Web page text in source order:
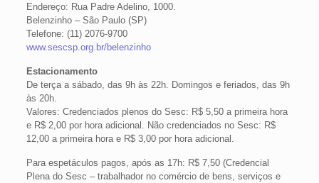
Endereço: Rua Padre Adelino, 1000.
Belenzinho – São Paulo (SP)
Telefone: (11) 2076-9700
www.sescsp.org.br/belenzinho
Estacionamento
De terça a sábado, das 9h às 22h. Domingos e feriados, das 9h
às 20h.
Valores: Credenciados plenos do Sesc: R$ 5,50 a primeira hora
e R$ 2,00 por hora adicional. Não credenciados no Sesc: R$
12,00 a primeira hora e R$ 3,00 por hora adicional.
Para espetáculos pagos, após as 17h: R$ 7,50 (Credencial
Plena do Sesc – trabalhador no comércio de bens, serviços e